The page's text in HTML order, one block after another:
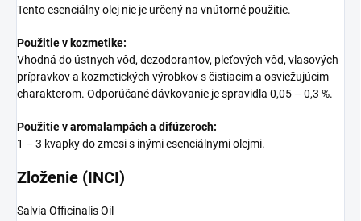
Tento esenciálny olej nie je určený na vnútorné použitie.
Použitie v kozmetike:
Vhodná do ústnych vôd, dezodorantov, pleťových vôd, vlasových
prípravkov a kozmetických výrobkov s čistiacim a osviežujúcim
charakterom. Odporúčané dávkovanie je spravidla 0,05 – 0,3 %.
Použitie v aromalampách a difúzeroch:
1 – 3 kvapky do zmesi s inými esenciálnymi olejmi.
Zloženie (INCI)
Salvia Officinalis Oil